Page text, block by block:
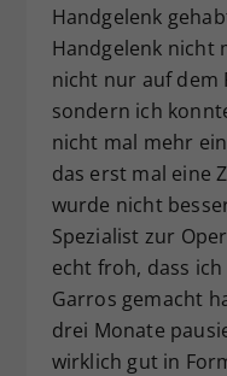
Handgelenk
Handgelenk nicht
nicht nur auf dem
sondern ich
nicht mal mehr
das erst mal eine
wurde nicht
Spezialist zur
echt froh, dass
Garros gemacht
drei Monate
wirklich gut in